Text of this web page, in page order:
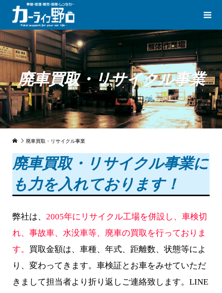
廃車買取・リサイクル事業
廃車買取・リサイクル事業
廃車買取・リサイクル事業に
も力を入れております！
弊社は、 2005年にリサイクル工場を併設し、車検切
れ、事故車、水没車等、廃車の買取を行っておりま
す。 買取金額は、車種、年式、距離数、状態等によ
り、変わってきます。車検証とお車をみせていただ
きまして担当者より折り返しご連絡致します。LINE